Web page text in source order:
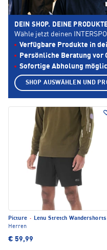
Picture · Lenu Stretch Wandershorts
Herren
€ 59,99
DEIN SHOP. DEINE
Wähle jetzt deinen
Verfügbare Produkte in
Persönliche Beratung vor
Sofortige Abholung